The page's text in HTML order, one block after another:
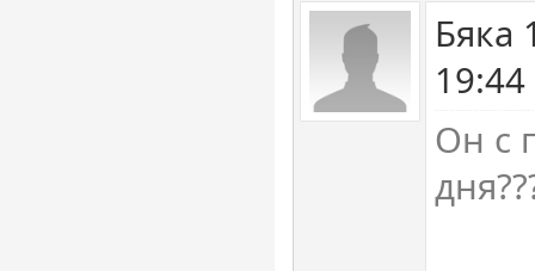
Бяка
Он с